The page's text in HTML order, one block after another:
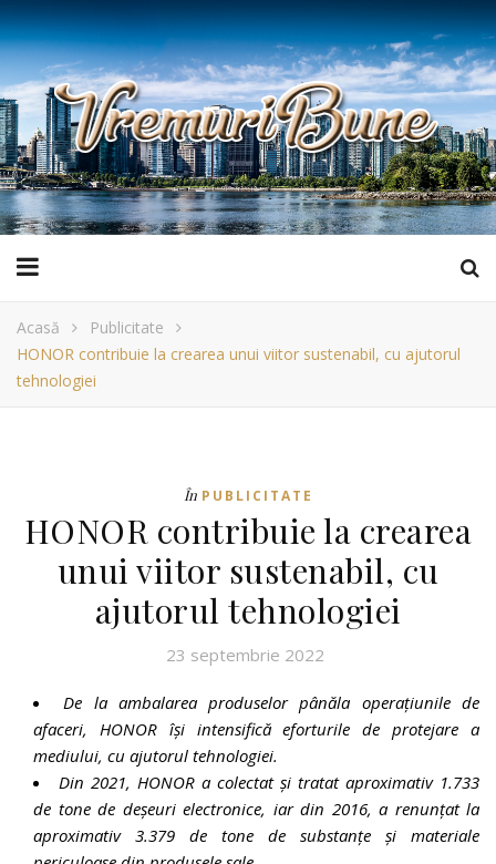
Acasă
Publicitate
HONOR contribuie la crearea unui viitor sustenabil, cu ajutorul
tehnologiei
În PUBLICITATE
HONOR contribuie la crearea
unui viitor sustenabil, cu
ajutorul tehnologiei
23 septembrie 2022
De la ambalarea produselor pânăla operațiunile de
afaceri, HONOR își intensifică eforturile de protejare a
mediului, cu ajutorul tehnologiei.
Din 2021, HONOR a colectat și tratat aproximativ 1.733
de tone de deșeuri electronice, iar din 2016, a renunțat la
aproximativ 3.379 de tone de substanțe și materiale